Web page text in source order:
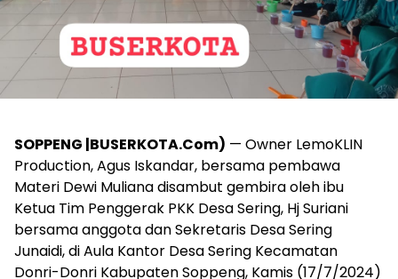
SOPPENG |BUSERKOTA.Com) — Owner LemoKLIN
Production, Agus Iskandar, bersama pembawa
Materi Dewi Muliana disambut gembira oleh ibu
Ketua Tim Penggerak PKK Desa Sering, Hj Suriani
bersama anggota dan Sekretaris Desa Sering
Junaidi, di Aula Kantor Desa Sering Kecamatan
Donri-Donri Kabupaten Soppeng, Kamis (17/7/2024)